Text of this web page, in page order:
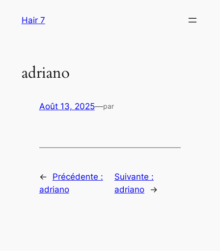
Hair 7
adriano
Août 13, 2025—par
←
Précédente :
adriano
Suivante :
adriano
→